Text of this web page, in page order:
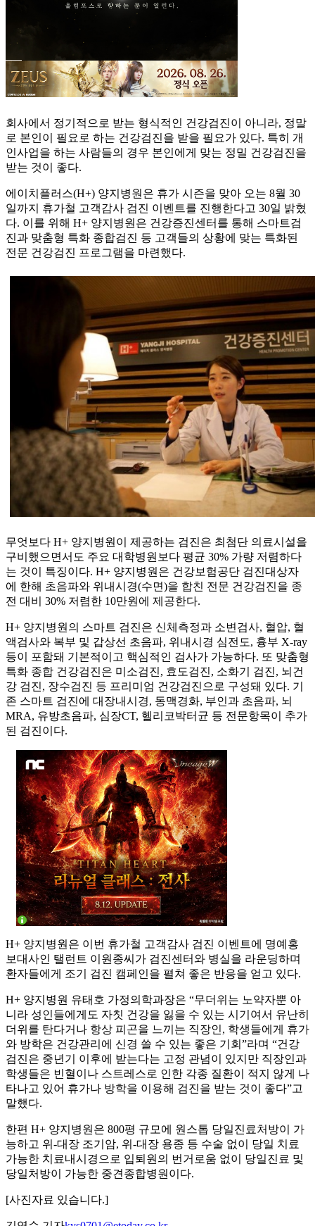
회사에서 정기적으로 받는 형식적인 건강검진이 아니라, 정말
로 본인이 필요로 하는 건강검진을 받을 필요가 있다. 특히 개
인사업을 하는 사람들의 경우 본인에게 맞는 정밀 건강검진을
받는 것이 좋다.
에이치플러스(H+) 양지병원은 휴가 시즌을 맞아 오는 8월 30
일까지 휴가철 고객감사 검진 이벤트를 진행한다고 30일 밝혔
다. 이를 위해 H+ 양지병원은 건강증진센터를 통해 스마트검
진과 맞춤형 특화 종합검진 등 고객들의 상황에 맞는 특화된
전문 건강검진 프로그램을 마련했다.
무엇보다 H+ 양지병원이 제공하는 검진은 최첨단 의료시설을
구비했으면서도 주요 대학병원보다 평균 30% 가량 저렴하다
는 것이 특징이다. H+ 양지병원은 건강보험공단 검진대상자
에 한해 초음파와 위내시경(수면)을 합친 전문 건강검진을 종
전 대비 30% 저렴한 10만원에 제공한다.
H+ 양지병원의 스마트 검진은 신체측정과 소변검사, 혈압, 혈
액검사와 복부 및 갑상선 초음파, 위내시경 심전도, 흉부 X-ray
등이 포함돼 기본적이고 핵심적인 검사가 가능하다. 또 맞춤형
특화 종합 건강검진은 미소검진, 효도검진, 소화기 검진, 뇌건
강 검진, 장수검진 등 프리미엄 건강검진으로 구성돼 있다. 기
존 스마트 검진에 대장내시경, 동맥경화, 부인과 초음파, 뇌
MRA, 유방초음파, 심장CT, 헬리코박터균 등 전문항목이 추가
된 검진이다.
H+ 양지병원은 이번 휴가철 고객감사 검진 이벤트에 명예홍
보대사인 탤런트 이원종씨가 검진센터와 병실을 라운딩하며
환자들에게 조기 검진 캠페인을 펼쳐 좋은 반응을 얻고 있다.
H+ 양지병원 유태호 가정의학과장은 “무더위는 노약자뿐 아
니라 성인들에게도 자칫 건강을 잃을 수 있는 시기여서 유난히
더위를 탄다거나 항상 피곤을 느끼는 직장인, 학생들에게 휴가
와 방학은 건강관리에 신경 쓸 수 있는 좋은 기회”라며 “건강
검진은 중년기 이후에 받는다는 고정 관념이 있지만 직장인과
학생들은 빈혈이나 스트레스로 인한 각종 질환이 적지 않게 나
타나고 있어 휴가나 방학을 이용해 검진을 받는 것이 좋다”고
말했다.
한편 H+ 양지병원은 800평 규모에 원스톱 당일진료처방이 가
능하고 위-대장 조기암, 위-대장 용종 등 수술 없이 당일 치료
가능한 치료내시경으로 입퇴원의 번거로움 없이 당일진료 및
당일처방이 가능한 중견종합병원이다.
[사진자료 있습니다.]